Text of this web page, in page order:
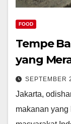
FOOD
Tempe
yang
SEPTEMBER
Jakarta,
makanan